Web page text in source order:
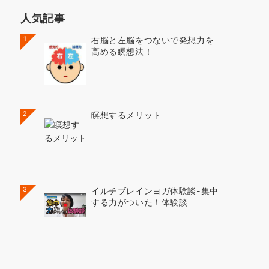
人気記事
1
右脳と左脳をつないで発想力を
高める瞑想法！
2 瞑想するメリット
3
イルチブレインヨガ体験談-集中
する力がついた！体験談